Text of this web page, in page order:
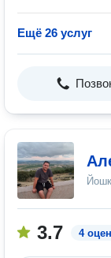
Ещё 26 услуг
3.7 4